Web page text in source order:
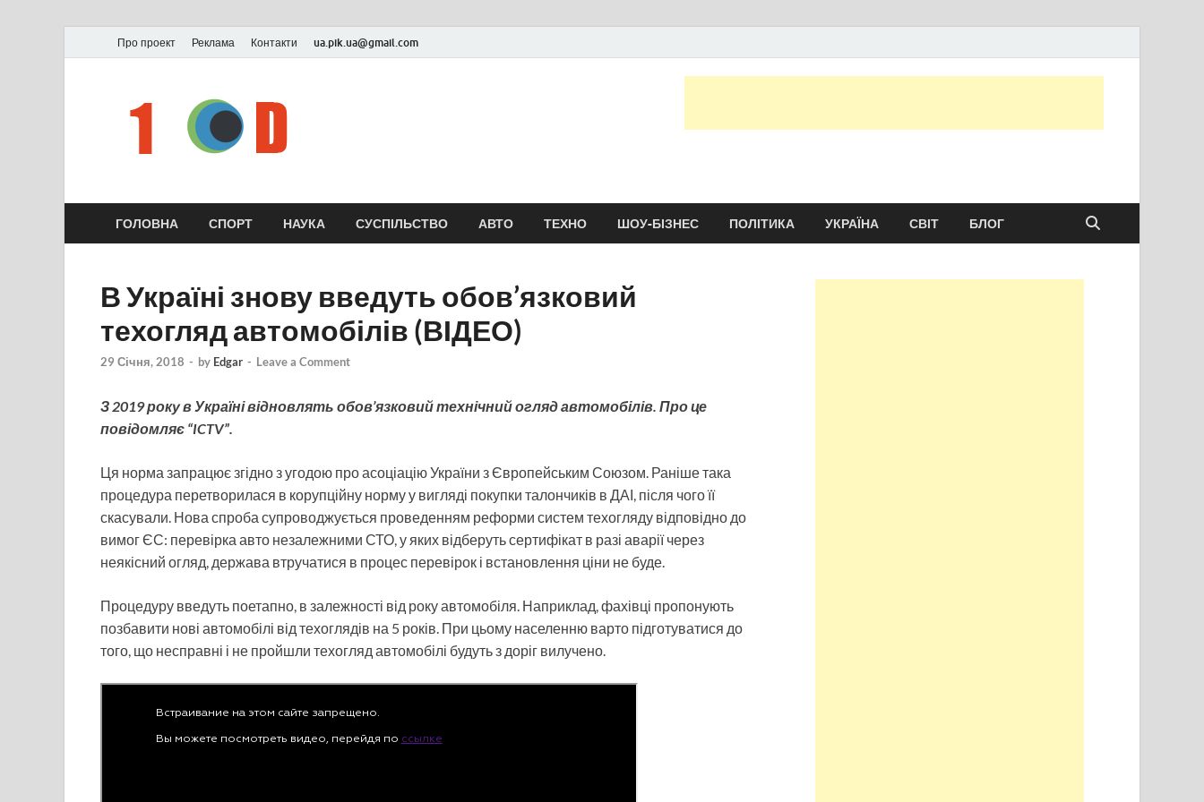
Про проект Реклама Контакти ua.pik.ua@gmail.com
Новини України та світу сьогодні
ГОЛОВНА СПОРТ НАУКА СУСПІЛЬСТВО АВТО ТЕХНО ШОУ-БІЗНЕС ПОЛІТИКА УКРАЇНА СВІТ БЛОГ
В Україні знову введуть обов’язковий
техогляд автомобілів (ВІДЕО)
29 Січня, 2018 - by Edgar - Leave a Comment
З 2019 року в Україні відновлять обов’язковий технічний огляд автомобілів. Про це
повідомляє “ICTV”.
Ця норма запрацює згідно з угодою про асоціацію України з Європейським Союзом. Раніше така
процедура перетворилася в корупційну норму у вигляді покупки талончиків в ДАІ, після чого її
скасували. Нова спроба супроводжується проведенням реформи систем техогляду відповідно до
вимог ЄС: перевірка авто незалежними СТО, у яких відберуть сертифікат в разі аварії через
неякісний огляд, держава втручатися в процес перевірок і встановлення ціни не буде.
Процедуру введуть поетапно, в залежності від року автомобіля. Наприклад, фахівці пропонують
позбавити нові автомобілі від техоглядів на 5 років. При цьому населенню варто підготуватися до
того, що несправні і не пройшли техогляд автомобілі будуть з доріг вилучено.